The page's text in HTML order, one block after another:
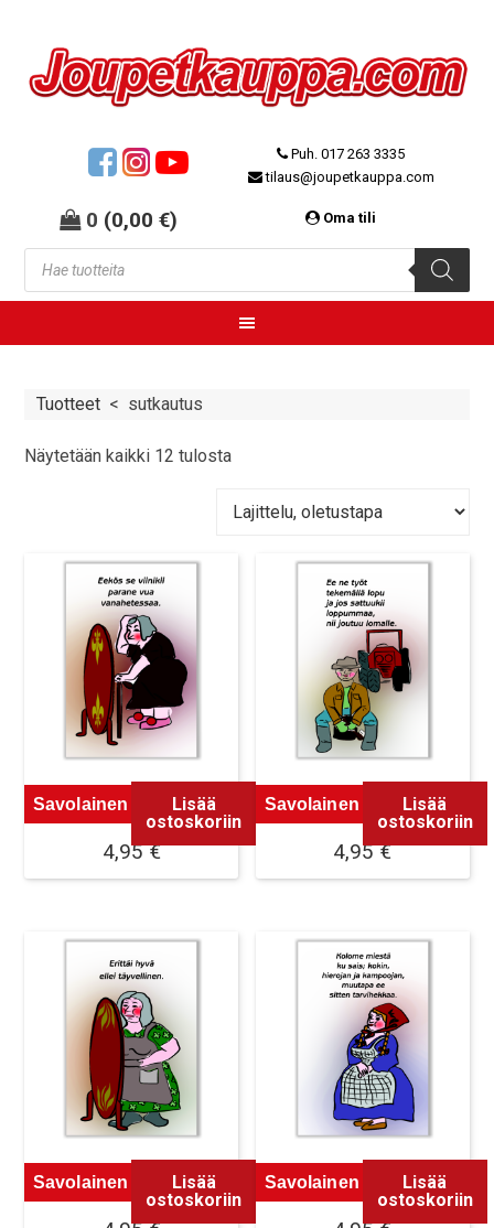
0 (0,00€)
Puh. 017 263 3335
tilaus@joupetkauppa.com
Oma tili
Tuotteet < sutkautus
Näytetään kaikki 12 tulosta
Savolainen Magneetti 1
4,95€
Lisää
ostoskoriin
Savolainen Magneetti 2
4,95€
Lisää
ostoskoriin
Savolainen Magneetti 3
Lisää
ostoskoriin
Savolainen Magneetti 4
Lisää
ostoskoriin